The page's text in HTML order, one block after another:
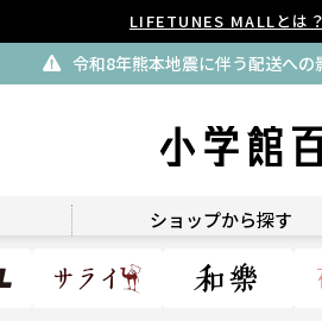
LIFETUNES MALLとは？
令和8年熊本地震に伴う配送への
ショップから探す
小学館百貨店